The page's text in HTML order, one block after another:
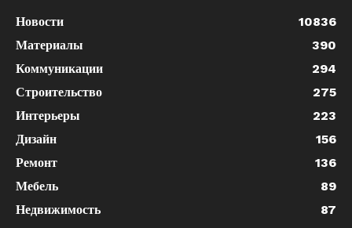
Новости
10836
Материалы
390
Коммуникации
294
Строительство
275
Интерьеры
223
Дизайн
156
Ремонт
136
Мебель
89
Недвижимость
87